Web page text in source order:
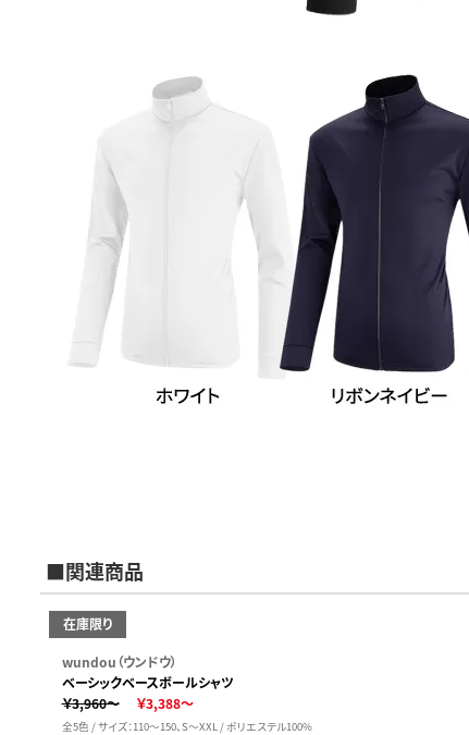
■関連商品
在庫限り
wundou（ウンドウ）
ベーシックベースボールシャツ
￥3,960～
￥3,388～
全5色 / サイズ：110～150、S～XXL / ポリエステル100%